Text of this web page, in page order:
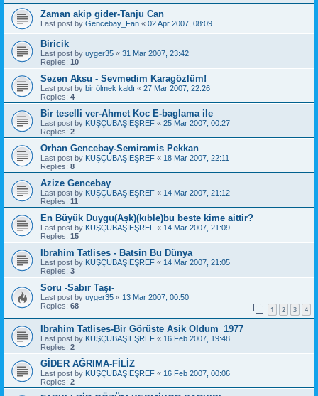
Zaman akip gider-Tanju Can
Last post by Gencebay_Fan « 02 Apr 2007, 08:09
Biricik
Last post by uyger35 « 31 Mar 2007, 23:42
Replies: 10
Sezen Aksu - Sevmedim Karagözlüm!
Last post by bir ölmek kaldı « 27 Mar 2007, 22:26
Replies: 4
Bir teselli ver-Ahmet Koc E-baglama ile
Last post by KUŞÇUBAŞIEŞREF « 25 Mar 2007, 00:27
Replies: 2
Orhan Gencebay-Semiramis Pekkan
Last post by KUŞÇUBAŞIEŞREF « 18 Mar 2007, 22:11
Replies: 8
Azize Gencebay
Last post by KUŞÇUBAŞIEŞREF « 14 Mar 2007, 21:12
Replies: 11
En Büyük Duygu(Aşk)(kıble)bu beste kime aittir?
Last post by KUŞÇUBAŞIEŞREF « 14 Mar 2007, 21:09
Replies: 15
Ibrahim Tatlises - Batsin Bu Dünya
Last post by KUŞÇUBAŞIEŞREF « 14 Mar 2007, 21:05
Replies: 3
Soru -Sabır Taşı-
Last post by uyger35 « 13 Mar 2007, 00:50
Replies: 68 1 2 3 4
Ibrahim Tatlises-Bir Görüste Asik Oldum_1977
Last post by KUŞÇUBAŞIEŞREF « 16 Feb 2007, 19:48
Replies: 2
GİDER AĞRIMA-FİLİZ
Last post by KUŞÇUBAŞIEŞREF « 16 Feb 2007, 00:06
Replies: 2